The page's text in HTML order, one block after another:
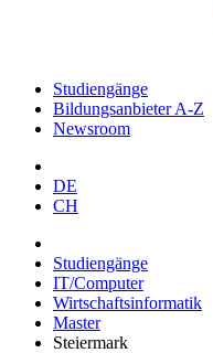
Studiengänge
Bildungsanbieter A-Z
Newsroom
DE
CH
Studiengänge
IT/Computer
Wirtschaftsinformatik
Master
Steiermark